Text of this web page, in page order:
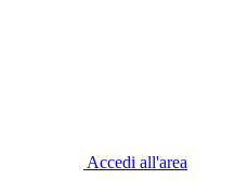
Accedi all'area